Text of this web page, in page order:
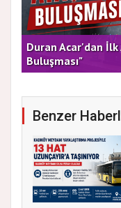
Duran Acar'dan İlk
Buluşması"
Benzer